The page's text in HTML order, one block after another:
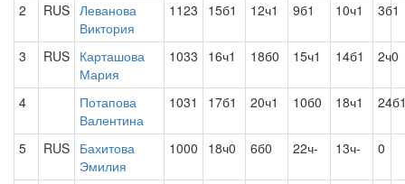
2 RUS Леванова
Виктория
1123 15б1 12ч1 9б1 10ч1 3б1
3 RUS Карташова
Мария
1033 16ч1 18б0 15ч1 14б1 2ч0
4
Потапова
Валентина
1031 17б1 20ч1 10б0 18ч1
5 RUS Бахитова
Эмилия
1000 18ч0 6б0 22ч- 13ч- 0